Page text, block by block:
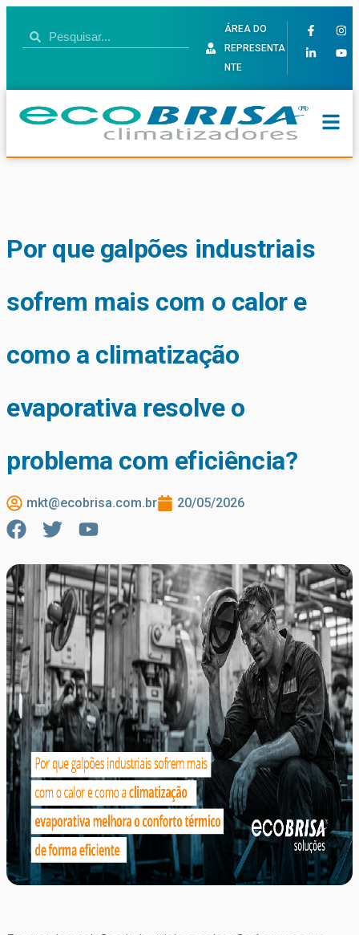
ÁREA DO
REPRESENTA
NTE
Por que galpões industriais
sofrem mais com o calor e
como a climatização
evaporativa resolve o
problema com eficiência?
mkt@ecobrisa.com.br 20/05/2026